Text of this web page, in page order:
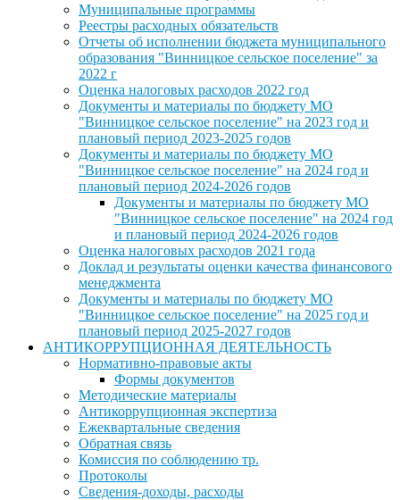
Муниципальные программы
Реестры расходных обязательств
Отчеты об исполнении бюджета муниципального
образования "Винницкое сельское поселение" за
2022 г
Оценка налоговых расходов 2022 год
Документы и материалы по бюджету МО
"Винницкое сельское поселение" на 2023 год и
плановый период 2023-2025 годов
Документы и материалы по бюджету МО
"Винницкое сельское поселение" на 2024 год и
плановый период 2024-2026 годов
Документы и материалы по бюджету МО
"Винницкое сельское поселение" на 2024 год
и плановый период 2024-2026 годов
Оценка налоговых расходов 2021 года
Доклад и результаты оценки качества финансового
менеджмента
Документы и материалы по бюджету МО
"Винницкое сельское поселение" на 2025 год и
плановый период 2025-2027 годов
АНТИКОРРУПЦИОННАЯ ДЕЯТЕЛЬНОСТЬ
Нормативно-правовые акты
Формы документов
Методические материалы
Антикоррупционная экспертиза
Ежеквартальные сведения
Обратная связь
Комиссия по соблюдению тр.
Протоколы
Сведения-доходы, расходы